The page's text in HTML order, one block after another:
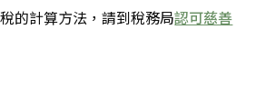
的計算方法，請到稅務局認可慈善